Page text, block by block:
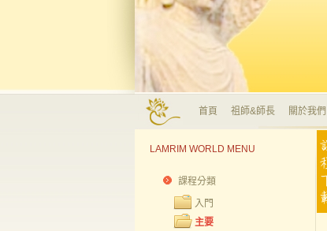
首頁 祖師&師長 關於我們
LAMRIM WORLD MENU
課程分類
入門
主要